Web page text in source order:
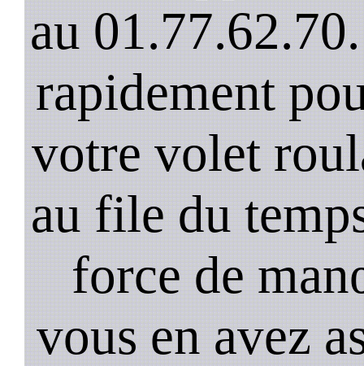
au
rapidement
votre volet
au file du
force de
vous en avez